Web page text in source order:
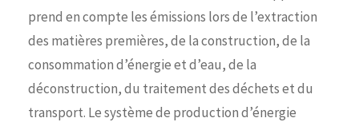
prend en compte les émissions lors de l’extraction
des matières premières, de la construction, de la
consommation d’énergie et d’eau, de la
déconstruction, du traitement des déchets et du
transport. Le système de production d’énergie